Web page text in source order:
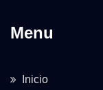
Menu
Inicio